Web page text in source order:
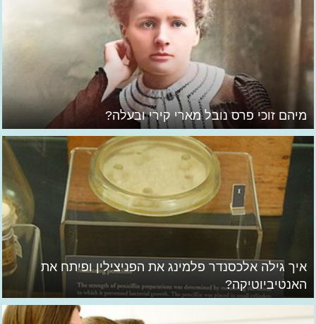
מיהם זוכי פרס נובל מארי קירי ובעלה?
איך גילה אלכסנדר פלמינג את הפניצילין ופיתח את
האנטיביוטיקה?